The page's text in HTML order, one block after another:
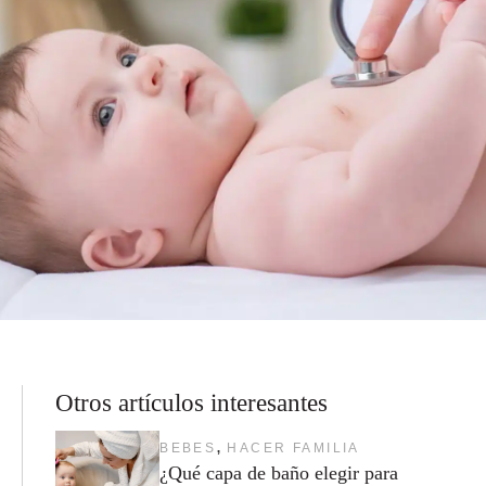
Otros artículos interesantes
BEBES , HACER FAMILIA
¿Qué capa de baño elegir para